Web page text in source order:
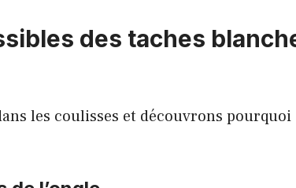
des taches
les coulisses et découvrons pourquoi